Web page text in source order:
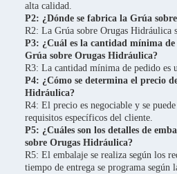
alta calidad.
P2: ¿Dónde se fabrica la Grúa
R2: La Grúa sobre Orugas Hidráulica
P3: ¿Cuál es la cantidad mínima
Grúa sobre Orugas Hidráulica?
R3: La cantidad mínima de pedido es
P4: ¿Cómo se determina el precio
Hidráulica?
R4: El precio es negociable y se
requisitos específicos del cliente.
P5: ¿Cuáles son los detalles de
sobre Orugas Hidráulica?
R5: El embalaje se realiza según los
tiempo de entrega se programa